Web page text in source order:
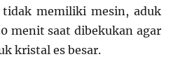
tidak memiliki mesin, aduk
menit saat dibekukan agar
kristal es besar.